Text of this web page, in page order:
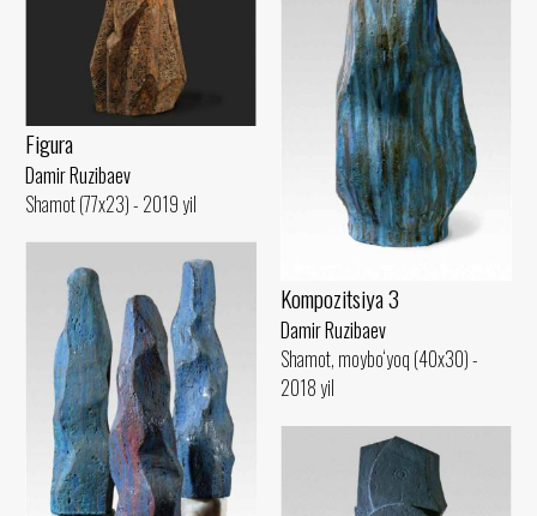
Figura
Damir Ruzibaev
Shamot (77x23) - 2019 yil
Kompozitsiya 3
Damir Ruzibaev
Shamot, moybo‘yoq (40x30) -
2018 yil